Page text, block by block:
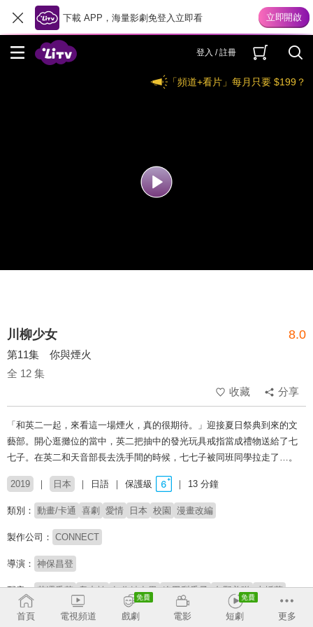
下載 APP，海量影劇免登入立即看
登入 / 註冊
「頻道+看片」每月只要 $199？
川柳少女 8.0
第11集 你與煙火
全 12 集
收藏
分享
「和英二一起，來看這一場煙火，真的很期待。」迎接夏日祭典到來的文
藝部。開心逛攤位的當中，英二把抽中的發光玩具戒指當成禮物送給了七
七子。在英二和天音部長去洗手間的時候，七七子被同班同學拉走了…。
2019 日本 日語 保護級 13 分鐘
類別： 動畫/卡通 喜劇 愛情 日本 校園 漫畫改編
製作公司： CONNECT
導演： 神保昌登
配音： 花澤香菜 畠中祐 矢作紗友里 逢田梨香子 久野美咲 上坂堇
首頁 電視頻道 戲劇 電影 短劇 更多